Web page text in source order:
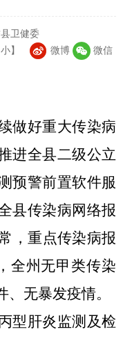
卫健委
小】 微博 微信
做好重大传染病
进全县二级公立
预警前置软件服
县传染病网络报
，重点传染病报
全州无甲类传染
无暴发疫情。
型肝炎监测及检